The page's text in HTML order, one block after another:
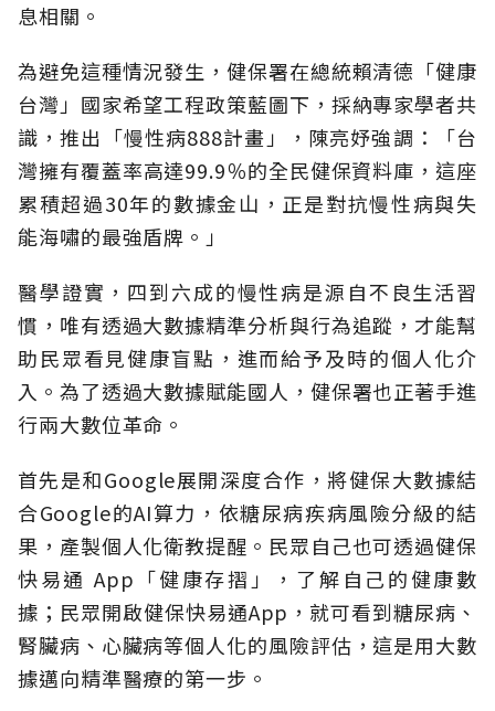
息相關。
為避免這種情況發生，健保署在總統賴清德「健康
台灣」國家希望工程政策藍圖下，採納專家學者共
識，推出「慢性病888計畫」，陳亮妤強調：「台
灣擁有覆蓋率高達99.9％的全民健保資料庫，這座
累積超過30年的數據金山，正是對抗慢性病與失
能海嘯的最強盾牌。」
醫學證實，四到六成的慢性病是源自不良生活習
慣，唯有透過大數據精準分析與行為追蹤，才能幫
助民眾看見健康盲點，進而給予及時的個人化介
入。為了透過大數據賦能國人，健保署也正著手進
行兩大數位革命。
首先是和Google展開深度合作，將健保大數據結
合Google的AI算力，依糖尿病疾病風險分級的結
果，產製個人化衛教提醒。民眾自己也可透過健保
快易通 App「健康存摺」，了解自己的健康數
據；民眾開啟健保快易通App，就可看到糖尿病、
腎臟病、心臟病等個人化的風險評估，這是用大數
據邁向精準醫療的第一步。